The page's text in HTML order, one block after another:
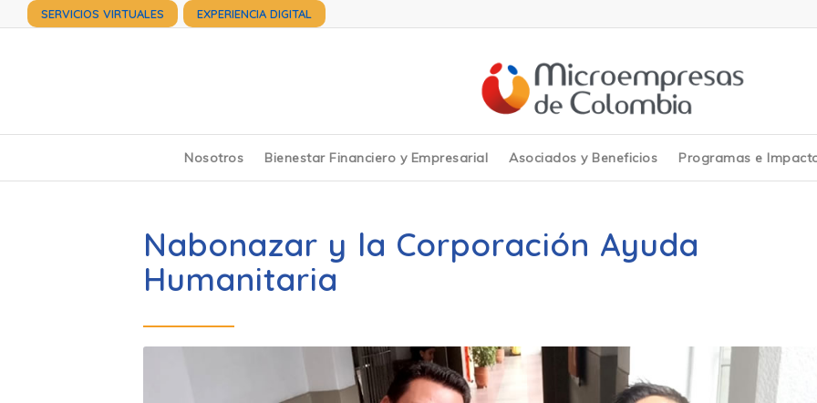
SERVICIOS VIRTUALES EXPERIENCIA DIGITAL
Nosotros Bienestar Financiero y Empresarial Asociados y Beneficios Programas e
Nabonazar y la Corporación Ayuda
Humanitaria